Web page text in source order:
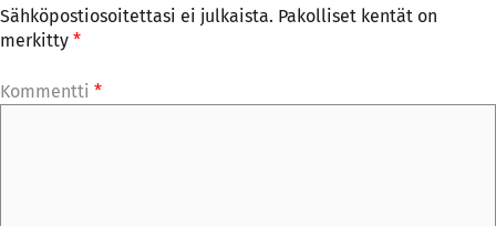
Sähköpostiosoitettasi ei julkaista. Pakolliset kentät on
merkitty *
Kommentti *